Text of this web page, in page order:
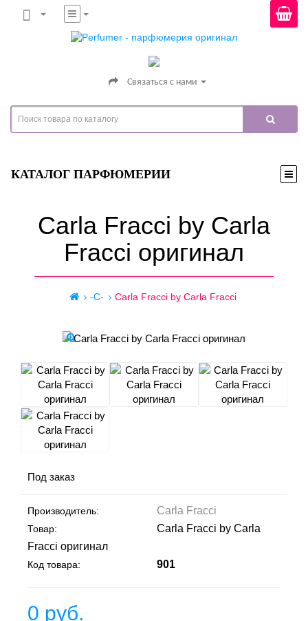
Связаться с нами
КАТАЛОГ ПАРФЮМЕРИИ
Carla Fracci by Carla
Fracci оригинал
-C- Carla Fracci by Carla Fracci
Под заказ
Производитель: Carla Fracci
Товар:
Carla Fracci by Carla
Fracci оригинал
Код товара: 901
0 руб.